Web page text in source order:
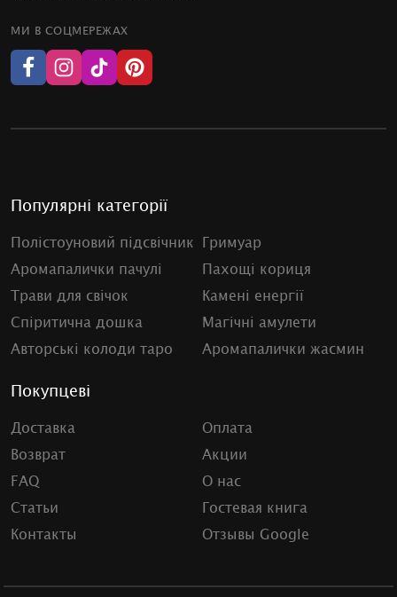
МИ В СОЦМЕРЕЖАХ
Популярні категорії
Полістоуновий підсвічник Гримуар
Аромапалички пачулі
Пахощі кориця
Трави для свічок
Камені енергії
Спіритична дошка
Магічні амулети
Авторські колоди таро
Аромапалички жасмин
Покупцеві
Доставка
Оплата
Возврат
Акции
FAQ
О нас
Статьи
Гостевая книга
Контакты
Отзывы Google